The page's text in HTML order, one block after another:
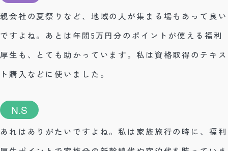
親会社の夏祭りなど、地域の人が集まる場もあって良い
ですよね。あとは年間5万円分のポイントが使える福利
厚生も、とても助かっています。私は資格取得のテキス
ト購入などに使いました。
N.S
あれはありがたいですよね。私は家族旅行の時に、福利